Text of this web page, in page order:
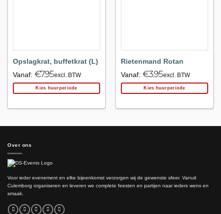
Opslagkrat, buffetkrat (L)
Vanaf: €7.95excl. BTW
Kies huurperiode
Rietenmand Rotan
Vanaf: €3.95excl. BTW
Kies huurperiode
Over ons
Voor ieder evenement en elke bijeenkomst verzorgen wij de gewenste sfeer. Vanuit
Culemborg organiseren en leveren we complete feesten en partijen naar ieders wens en
smaak.